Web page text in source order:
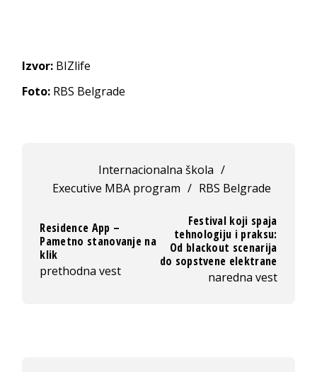
Izvor: BIZlife
Foto: RBS Belgrade
Internacionalna škola /
Executive MBA program / RBS Belgrade
Residence App –
Pametno stanovanje na
klik
prethodna vest
Festival koji spaja
tehnologiju i praksu:
Od blackout scenarija
do sopstvene elektrane
naredna vest